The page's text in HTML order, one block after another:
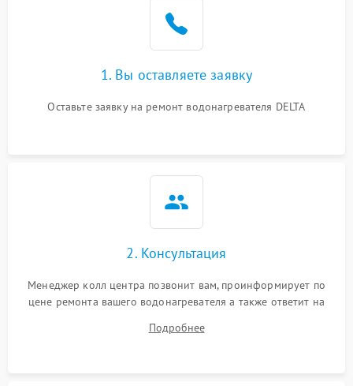
1. Вы оставляете заявку
Оставьте заявку на ремонт водонагревателя DELTA
2. Консультация
Менеджер колл центра позвонит вам, проинформирует по
цене ремонта вашего водонагревателя а также ответит на
Подробнее